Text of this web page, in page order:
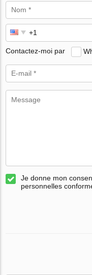
Contactez-moi par
Je donne mon
personnelles